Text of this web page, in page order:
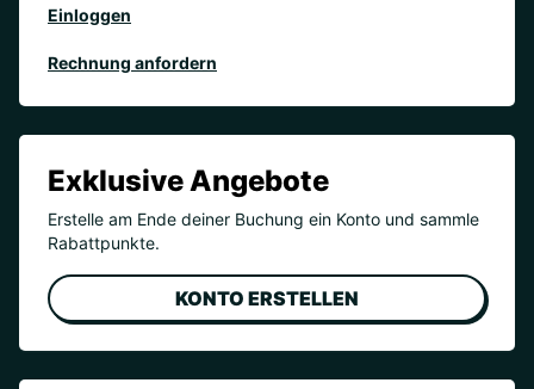
Einloggen
Rechnung anfordern
Exklusive Angebote
Erstelle am Ende deiner Buchung ein Konto und sammle
Rabattpunkte.
KONTO ERSTELLEN